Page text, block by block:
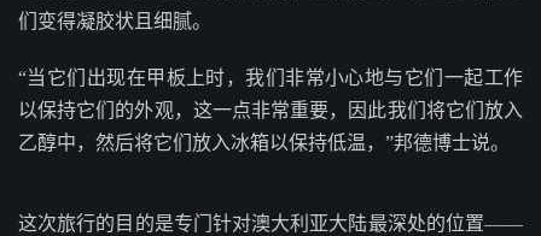
们变得凝胶状且细腻。
“当它们出现在甲板上时，我们非常小心地与它们一起工作
以保持它们的外观，这一点非常重要，因此我们将它们放入
乙醇中，然后将它们放入冰箱以保持低温，”邦德博士说。
这次旅行的目的是专门针对澳大利亚大陆最深处的位置——